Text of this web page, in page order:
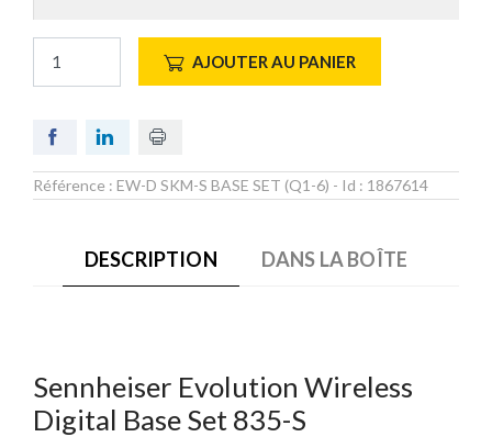
AJOUTER AU PANIER
Référence : EW-D SKM-S BASE SET (Q1-6) - Id : 1867614
DESCRIPTION DANS LA BOÎTE
Sennheiser Evolution Wireless
Digital Base Set 835-S